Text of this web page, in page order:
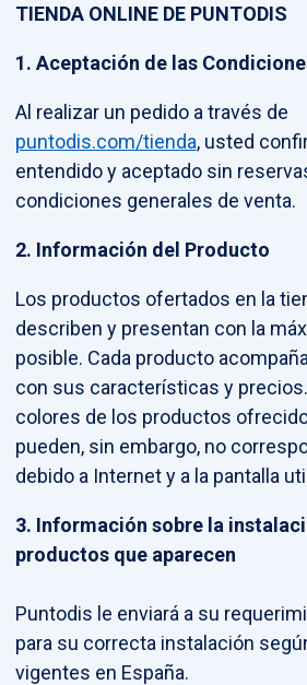
TIENDA ONLINE DE PUNTODIS
1. Aceptación de las
Al realizar un pedido a través de
puntodis.com/tienda, usted
entendido y aceptado sin
condiciones generales de venta.
2. Información del Producto
Los productos ofertados en la
describen y presentan con la
posible. Cada producto
con sus características y
colores de los productos
pueden, sin embargo, no
debido a Internet y a la pantalla
3. Información sobre la
productos que aparecen
Puntodis le enviará a su
para su correcta instalación
vigentes en España.